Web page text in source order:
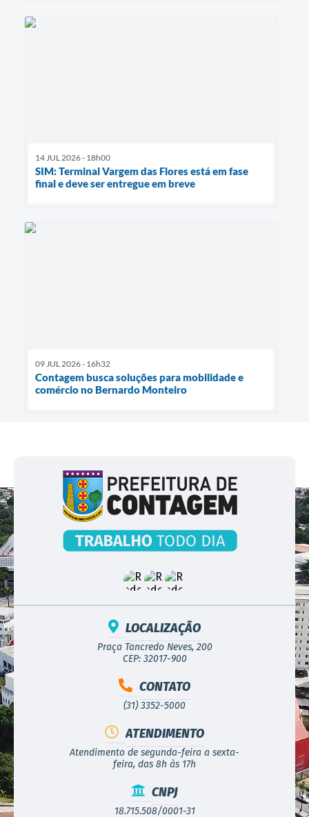
14 JUL 2026 - 18h00
SIM: Terminal Vargem das Flores está em fase
final e deve ser entregue em breve
09 JUL 2026 - 16h32
Contagem busca soluções para mobilidade e
comércio no Bernardo Monteiro
LOCALIZAÇÃO
Praça Tancredo Neves, 200
CEP: 32017-900
CONTATO
(31) 3352-5000
ATENDIMENTO
Atendimento de segunda-feira a sexta-
feira, das 8h às 17h
CNPJ
18.715.508/0001-31